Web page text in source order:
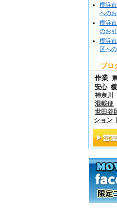
横浜
への
横浜
のお
横浜
区へ
ブロ
作業
安心
神奈川
混載便
世田谷
ション